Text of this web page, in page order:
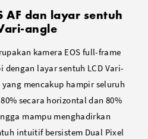
AF dan layar sentuh
angle
kamera EOS full-frame
layar sentuh LCD Vari-
mencakup hampir seluruh
secara horizontal dan 80%
mampu menghadirkan
intuitif bersistem Dual Pixel